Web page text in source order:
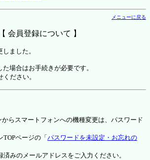
メニューに戻る
【 会員登録について 】
ました。
場合はお手続きが必要です。
ださい。
らスマートフォンへの機種変更は、パスワード
ページの「 パスワードを未設定・お忘れの
みのメールアドレスをご入力ください。